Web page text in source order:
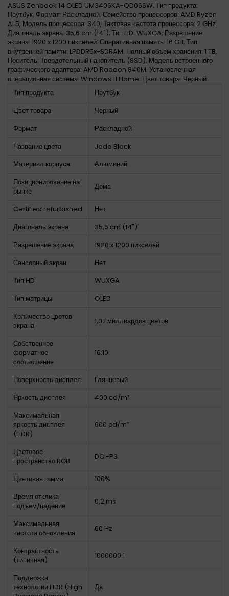
ASUS Zenbook 14 OLED UM3406KA-QD066W. Тип продукта:
Ноутбук, Формат: Раскладной. Семейство процессоров: AMD Ryzen
AI 5, Модель процессора: 340, Тактовая частота процессора: 2 GHz.
Диагональ экрана: 35,6 cm (14"), Тип HD: WUXGA, Разрешение
экрана: 1920 x 1200 пикселей. Оперативная память: 16 GB, Тип
внутренней памяти: LPDDR5x-SDRAM. Полный объем хранения: 1 TB,
Носитель: Твердотельный накопитель (SSD). Модель встроенного
графического адаптера: AMD Radeon 840M. Установленная
операционная система: Windows 11 Home. Цвет товара: Черный
Тип продукта
Ноутбук
Цвет товара
Черный
Формат
Раскладной
Название цвета
Jade Black
Материал корпуса
Алюминий
Позиционирование на
рынке
Дома
Certified refurbished
Нет
Диагональ экрана
35,6 cm (14")
Разрешение экрана
1920 x 1200 пикселей
Сенсорный экран
Нет
Тип HD
WUXGA
Тип матрицы
OLED
Количество цветов
экрана
1,07 миллиардов цветов
Собственное
форматное
соотношение
16:10
Поверхность дисплея
Глянцевый
Яркость дисплея
400 cd/m²
Максимальная
яркость дисплея
(HDR)
600 cd/m²
Цветовое
пространство RGB
DCI-P3
Цветовая гамма
100%
Время отклика
подъём/падение
0,2 ms
Максимальная
частота обновления
60 Hz
Контрастность
(типичная)
1000000:1
Поддержка
технологии HDR (High
Да